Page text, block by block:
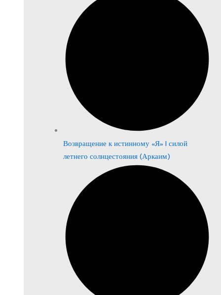
Возвращение к истинному «Я» | силой
летнего солнцестояния (Аркаим)